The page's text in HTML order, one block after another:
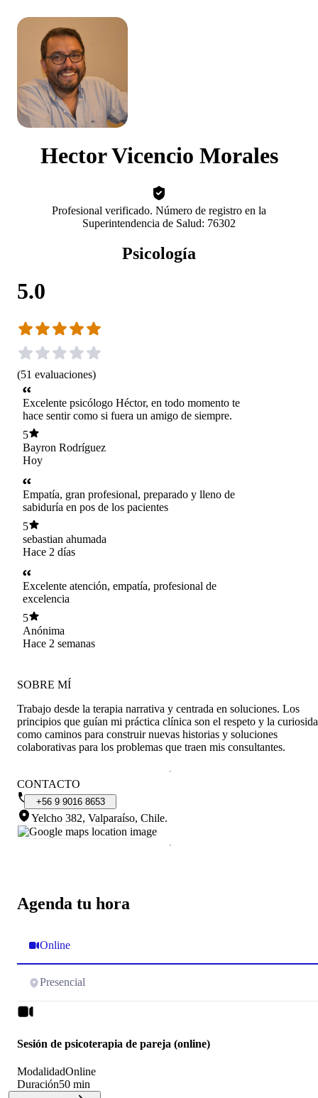
Hector Vicencio Morales
Profesional verificado. Número de registro en la
Superintendencia de Salud: 76302
Psicología
5.0
(51 evaluaciones)
Excelente psicólogo Héctor, en todo momento te
hace sentir como si fuera un amigo de siempre.
5
Bayron Rodríguez
Hoy
Empatía, gran profesional, preparado y lleno de
sabiduría en pos de los pacientes
5
sebastian ahumada
Hace 2 días
Excelente atención, empatía, profesional de
excelencia
5
Anónima
Hace 2 semanas
Agenda tu hora
Online
Presencial
Sesión de psicoterapia de pareja (online)
ModalidadOnline
Duración50 min
SOBRE MÍ
Trabajo desde la terapia narrativa y centrada en soluciones. Los
principios que guían mi práctica clínica son el respeto y la
como caminos para construir nuevas historias y soluciones
colaborativas para los problemas que traen mis consultantes.
CONTACTO
+56 9 9016 8653
Yelcho 382, Valparaíso, Chile.